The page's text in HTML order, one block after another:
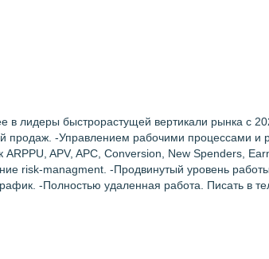
в лидеры быстрорастущей вертикали рынка с
продаж. -Управлением рабочими процессами
APV, APC, Conversion, New Spenders,
risk-managment. -Продвинутый уровень
-Полностью удаленная работа. Писать в